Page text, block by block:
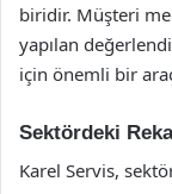
biridir. Müşteri
yapılan
için önemli bir
Sektördeki
Karel Servis,